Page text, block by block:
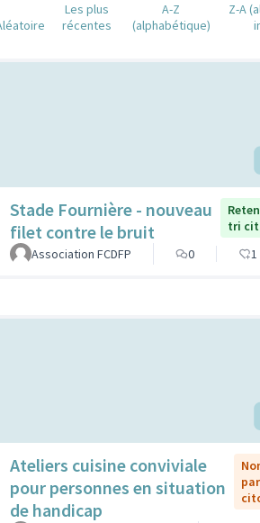
Les plus
récentes
A-Z
(alphabétique)
Z-A
Stade Fournière - nouveau
filet contre le bruit
tri
Association FCDFP
0 1
Ateliers cuisine conviviale
pour personnes en situation
de handicap